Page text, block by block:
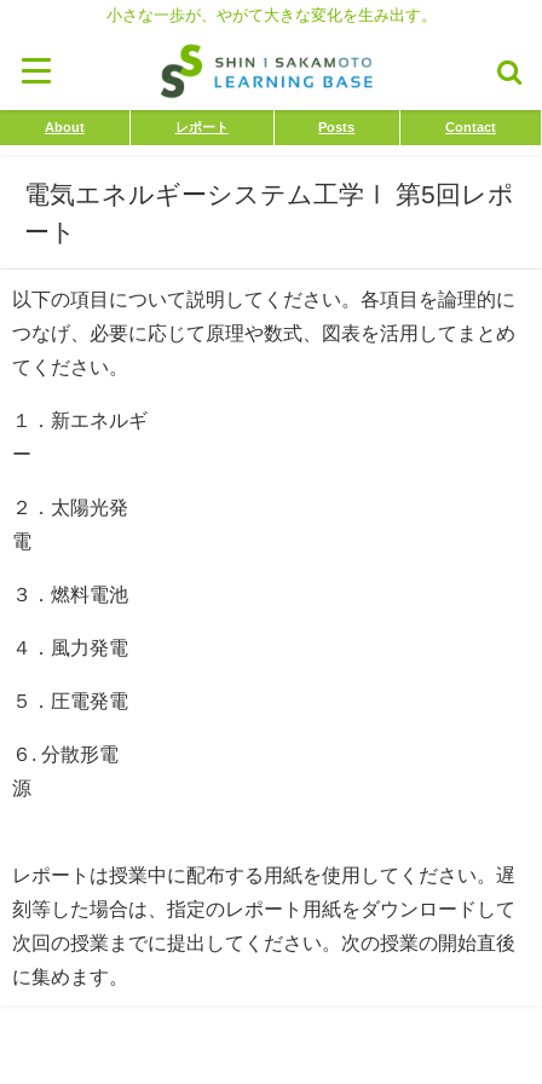
小さな一歩が、やがて大きな変化を生み出す。
About レポート Posts Contact
電気エネルギーシステム工学Ⅰ 第5回レポ
ート
以下の項目について説明してください。各項目を論理的に
つなげ、必要に応じて原理や数式、図表を活用してまとめ
てください。
１．新エネルギ
２．太陽光発
３．燃料電池
４．風力発電
５．圧電発電
６. 分散形電
レポートは授業中に配布する用紙を使用してください。遅
刻等した場合は、指定のレポート用紙をダウンロードして
次回の授業までに提出してください。次の授業の開始直後
に集めます。